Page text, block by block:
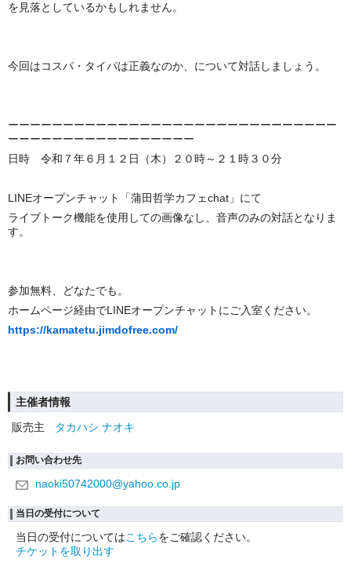
を見落としているかもしれません。
今回はコスパ・タイパは正義なのか、について対話しましょう。
ーーーーーーーーーーーーーーーーーーーーーーーーーーーーーー
ーーーーーーーーーーーーーーーーー
日時 令和７年６月１２日（木）２０時～２１時３０分
LINEオープンチャット「蒲田哲学カフェchat」にて
ライブトーク機能を使用しての画像なし、音声のみの対話となりま
す。
参加無料、どなたでも。
ホームページ経由でLINEオープンチャットにご入室ください。
https://kamatetu.jimdofree.com/
主催者情報
販売主
タカハシ ナオキ
お問い合わせ先
naoki50742000@yahoo.co.jp
当日の受付について
当日の受付についてはこちらをご確認ください。
チケットを取り出す